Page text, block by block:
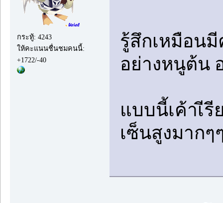
กระทู้: 4243
ให้คะแนนชื่นชมคนนี้:
+1722/-40
รู้สึกเหมือนมี
อย่างหนูต้น
แบบนี้เค้าเีรี
เซ็นสูงมาก